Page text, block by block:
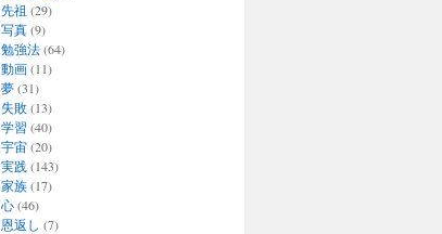
先祖 (29)
写真(9)
勉強法(64)
動画(11)
夢(31)
失敗(13)
学習 (40)
宇宙(20)
実践 (143)
家族(17)
心(46)
恩返し (7)